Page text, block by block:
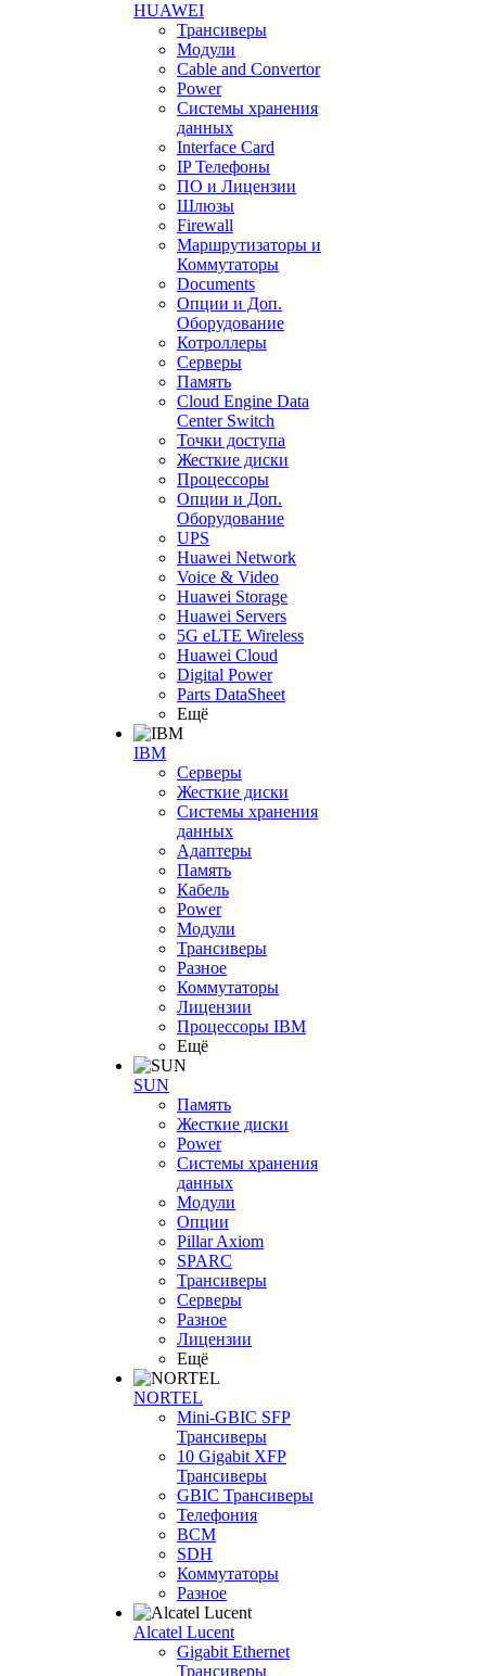
HUAWEI
Трансиверы
Модули
Cable and Convertor
Power
Системы хранения
данных
Interface Card
IP Телефоны
ПО и Лицензии
Шлюзы
Firewall
Маршрутизаторы и
Коммутаторы
Documents
Опции и Доп.
Оборудование
Котроллеры
Серверы
Память
Cloud Engine Data
Center Switch
Точки доступа
Жесткие диски
Процессоры
Опции и Доп.
Оборудование
UPS
Huawei Network
Voice & Video
Huawei Storage
Huawei Servers
5G eLTE Wireless
Huawei Cloud
Digital Power
Parts DataSheet
Ещё
IBM
Серверы
Жесткие диски
Системы хранения
данных
Адаптеры
Память
Кабель
Power
Модули
Трансиверы
Разное
Коммутаторы
Лицензии
Процессоры IBM
Ещё
SUN
Память
Жесткие диски
Power
Системы хранения
данных
Модули
Опции
Pillar Axiom
SPARC
Трансиверы
Серверы
Разное
Лицензии
Ещё
NORTEL
Mini-GBIC SFP
Трансиверы
10 Gigabit XFP
Трансиверы
GBIC Трансиверы
Телефония
BCM
SDH
Коммутаторы
Разное
Alcatel Lucent
Gigabit Ethernet
Трансиверы